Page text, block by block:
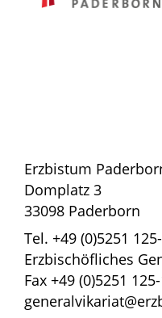
Erzbistum
Domplatz 3
33098 Paderborn
Tel. +49 (0)5251
Erzbischöfliches
Fax +49 (0)5251